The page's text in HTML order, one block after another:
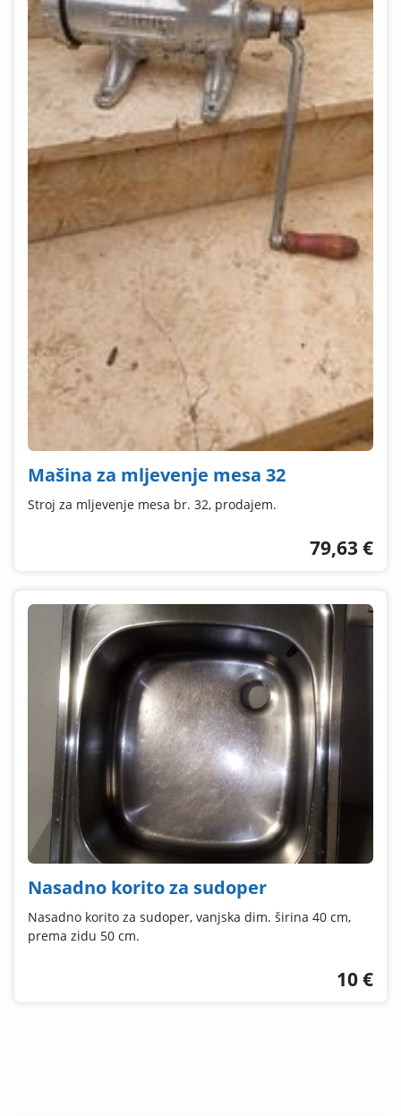
Mašina za mljevenje mesa 32
Stroj za mljevenje mesa br. 32, prodajem.
79,63 €
Nasadno korito za sudoper
Nasadno korito za sudoper, vanjska dim. širina 40 cm,
prema zidu 50 cm.
10 €